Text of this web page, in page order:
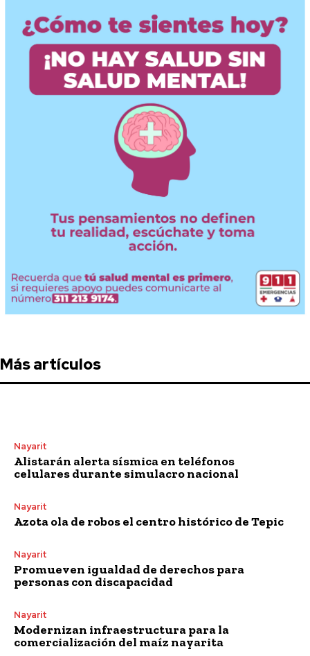
Más artículos
Nayarit
Alistarán alerta sísmica en teléfonos
celulares durante simulacro nacional
Nayarit
Azota ola de robos el centro histórico de Tepic
Nayarit
Promueven igualdad de derechos para
personas con discapacidad
Nayarit
Modernizan infraestructura para la
comercialización del maíz nayarita